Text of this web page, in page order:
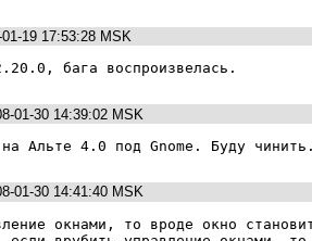
01-19 17:53:28 MSK
бага воспроизвелась.
01-30 14:39:02 MSK
на Альте 4.0 под Gnome. Буду
01-30 14:41:40 MSK
окнами, то вроде окно